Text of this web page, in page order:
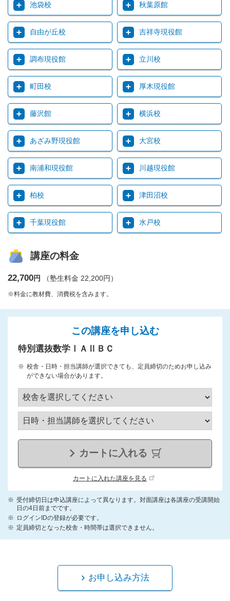
池袋校 秋葉原館
自由が丘校 吉祥寺現役館
調布現役館 立川校
町田校 厚木現役館
藤沢館 横浜校
あざみ野現役館 大宮校
南浦和現役館 川越現役館
柏校 津田沼校
千葉現役館 水戸校
講座の料金
22,700円 （塾生料金 22,200円）
※料金に教材費、消費税を含みます。
この講座を申し込む
特別選抜数学ⅠＡⅡＢＣ
校舎・日時・担当講師が選択できても、定員締切のためお申し込み
ができない場合があります。
カートに入れる
カートに入れた講座を見る
受付締切日は申込講座によって異なります。対面講座は各講座の受講開始
日の4日前までです。
ログインIDの登録が必要です。
定員締切となった校舎・時間帯は選択できません。
お申し込み方法